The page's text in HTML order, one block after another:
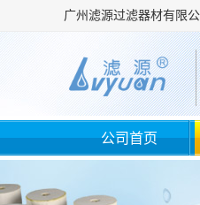
公司首页